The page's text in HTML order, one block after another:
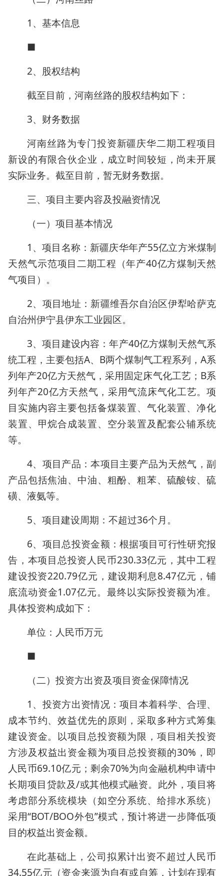
1、基本信息
■
2、股权结构
截至目前，河南丝路的股权结构如下：
3、财务数据
河南丝路为专门投资新疆庆华二期工程项目
新设的有限合伙企业，成立时间较短，尚未开展
实际业务。截至目前，暂无财务数据。
三、项目主要内容及投融资情况
（一）项目基本情况
1、项目名称：新疆庆华年产55亿立方米煤制
天然气示范项目二期工程（年产40亿方煤制天然
气项目）。
2、项目地址：新疆维吾尔自治区伊犁哈萨克
自治州伊宁县伊东工业园区。
3、项目建设内容：年产40亿方煤制天然气系
统工程，主要包括A、B两个煤制气工程系列，A系
列年产20亿方天然气，采用固定床气化工艺；B系
列年产20亿方天然气，采用气流床气化工艺。项
目实施内容主要包括备煤装置、气化装置、净化
装置、甲烷合成装置、空分装置及配套公辅系统
等。
4、项目产品：本项目主要产品为天然气，副
产品包括焦油、中油、粗酚、粗苯、硫酸铵、硫
磺、液氨等。
5、项目建设周期：不超过36个月。
6、项目总投资金额：根据项目可行性研究报
告，本项目总投资人民币230.33亿元，其中工程
建设投资220.79亿元，建设期利息8.47亿元，铺
底流动资金1.07亿元。最终以实际投资额为准。
具体投资构成如下：
单位：人民币万元
■
（二）投资方出资及项目资金保障情况
1、投资方出资情况：项目本着科学、合理、
成本节约、效益优先的原则，采取多种方式筹集
建设资金。以项目总投资额为限，项目相关投资
方涉及权益出资金额为项目总投资额的30%，即
人民币69.10亿元；剩余70%为向金融机构申请中
长期项目贷款及/或其他模式融资。此外，项目将
考虑部分系统模块（如空分系统、给排水系统）
采用“BOT/BOO外包”模式，预计将进一步降低项
目的权益出资金额。
在此基础上，公司拟累计出资不超过人民币
34.55亿元（资金来源为自有或自筹，计划在现有